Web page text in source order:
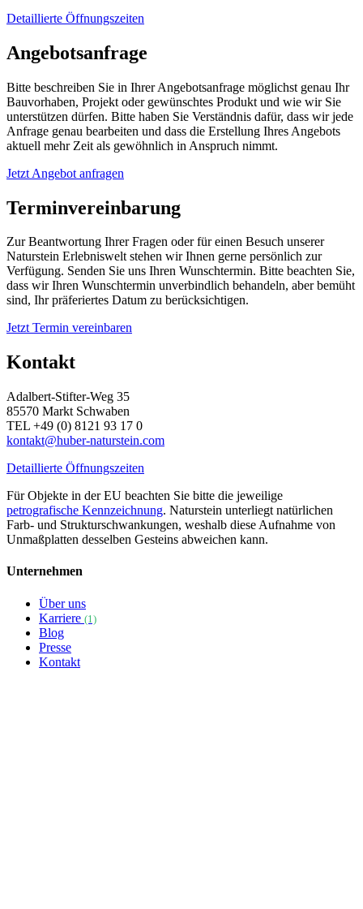
Detaillierte Öffnungszeiten
Angebotsanfrage
Bitte beschreiben Sie in Ihrer Angebotsanfrage möglichst genau Ihr
Bauvorhaben, Projekt oder gewünschtes Produkt und wie wir Sie
unterstützen dürfen. Bitte haben Sie Verständnis dafür, dass wir jede
Anfrage genau bearbeiten und dass die Erstellung Ihres Angebots
aktuell mehr Zeit als gewöhnlich in Anspruch nimmt.
Jetzt Angebot anfragen
Terminvereinbarung
Zur Beantwortung Ihrer Fragen oder für einen Besuch unserer
Naturstein Erlebniswelt stehen wir Ihnen gerne persönlich zur
Verfügung. Senden Sie uns Ihren Wunschtermin. Bitte beachten Sie,
dass wir Ihren Wunschtermin unverbindlich behandeln, aber bemüht
sind, Ihr präferiertes Datum zu berücksichtigen.
Jetzt Termin vereinbaren
Kontakt
Adalbert-Stifter-Weg 35
85570 Markt Schwaben
TEL +49 (0) 8121 93 17 0
kontakt@huber-naturstein.com
Detaillierte Öffnungszeiten
Für Objekte in der EU beachten Sie bitte die jeweilige
petrografische Kennzeichnung. Naturstein unterliegt natürlichen
Farb- und Strukturschwankungen, weshalb diese Aufnahme von
Unmaßplatten desselben Gesteins abweichen kann.
Unternehmen
Über uns
Karriere (1)
Blog
Presse
Kontakt